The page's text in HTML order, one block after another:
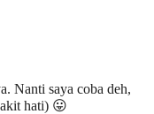
Nanti saya coba deh,
hati) 😛